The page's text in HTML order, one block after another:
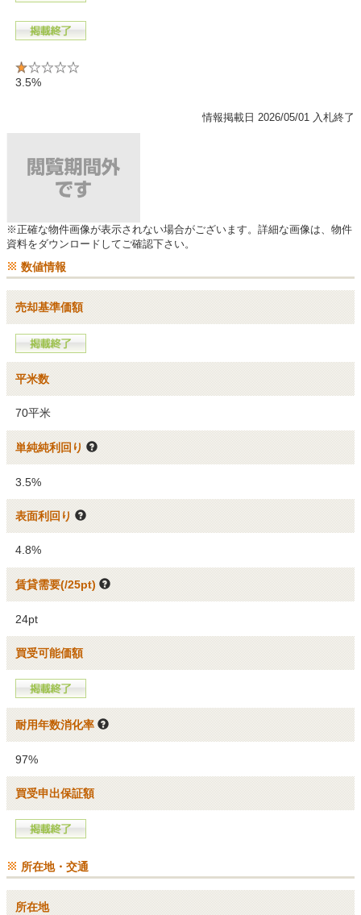
3.5%
情報掲載日 2026/05/01 入札終了
※正確な物件画像が表示されない場合がございます。詳細な画像は、物件
資料をダウンロードしてご確認下さい。
数値情報
売却基準価額
平米数
70平米
単純純利回り
3.5%
表面利回り
4.8%
賃貸需要(/25pt)
24pt
買受可能価額
耐用年数消化率
97%
買受申出保証額
所在地・交通
所在地